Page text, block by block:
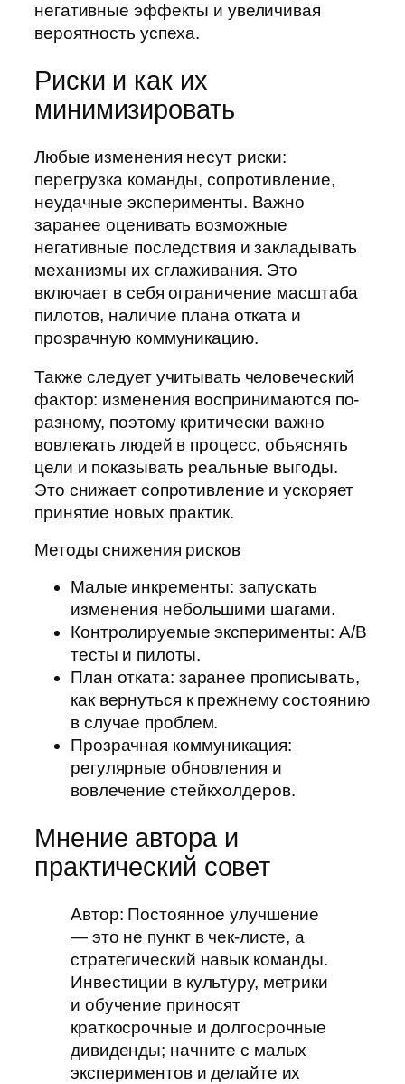
негативные эффекты и увеличивая
вероятность успеха.
Риски и как их
минимизировать
Любые изменения несут риски:
перегрузка команды, сопротивление,
неудачные эксперименты. Важно
заранее оценивать возможные
негативные последствия и закладывать
механизмы их сглаживания. Это
включает в себя ограничение масштаба
пилотов, наличие плана отката и
прозрачную коммуникацию.
Также следует учитывать человеческий
фактор: изменения воспринимаются по-
разному, поэтому критически важно
вовлекать людей в процесс, объяснять
цели и показывать реальные выгоды.
Это снижает сопротивление и ускоряет
принятие новых практик.
Методы снижения рисков
Малые инкременты: запускать
изменения небольшими шагами.
Контролируемые эксперименты: A/B
тесты и пилоты.
План отката: заранее прописывать,
как вернуться к прежнему состоянию
в случае проблем.
Прозрачная коммуникация:
регулярные обновления и
вовлечение стейкхолдеров.
Мнение автора и
практический совет
Автор: Постоянное улучшение
— это не пункт в чек-листе, а
стратегический навык команды.
Инвестиции в культуру, метрики
и обучение приносят
краткосрочные и долгосрочные
дивиденды; начните с малых
экспериментов и делайте их